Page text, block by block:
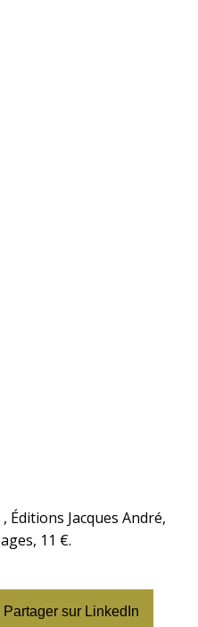
Éditions Jacques André,
11 €.
Partager sur LinkedIn